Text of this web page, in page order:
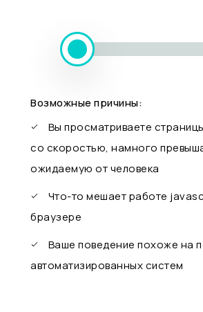
Возможные причины:
Вы просматриваете
со скоростью, намного
ожидаемую от человека
Что-то мешает работе
браузере
Ваше поведение похоже на
автоматизированных систем